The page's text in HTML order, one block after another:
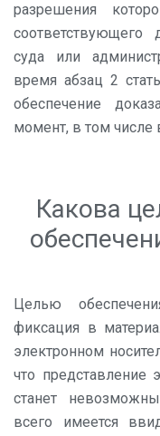
разрешения
соответствующего
суда или
время абзац 2
обеспечение
момент, в том числе
Какова
Целью
фиксация в
электронном
что представление
станет
всего имеется